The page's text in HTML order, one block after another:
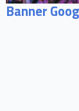
Banner